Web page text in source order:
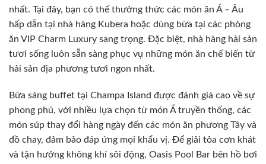
nhất. Tại đây, bạn có thể thưởng thức các món ăn Á – Âu
hấp dẫn tại nhà hàng Kubera hoặc dùng bữa tại các phòng
ăn VIP Charm Luxury sang trọng. Đặc biệt, nhà hàng hải sản
tươi sống luôn sẵn sàng phục vụ những món ăn chế biến từ
hải sản địa phương tươi ngon nhất.
Bữa sáng buffet tại Champa Island được đánh giá cao về sự
phong phú, với nhiều lựa chọn từ món Á truyền thống, các
món súp thay đổi hàng ngày đến các món ăn phương Tây và
đồ chay, đảm bảo đáp ứng mọi khẩu vị. Để giải tỏa cơn khát
và tận hưởng không khí sôi động, Oasis Pool Bar bên hồ bơi